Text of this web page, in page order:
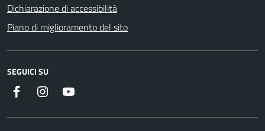
Dichiarazione di accessibilità
Piano di miglioramento del sito
SEGUICI SU
InstagramYouTube